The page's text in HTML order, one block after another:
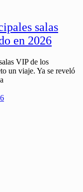
salas
en 2026
VIP de los
un viaje. Ya se reveló